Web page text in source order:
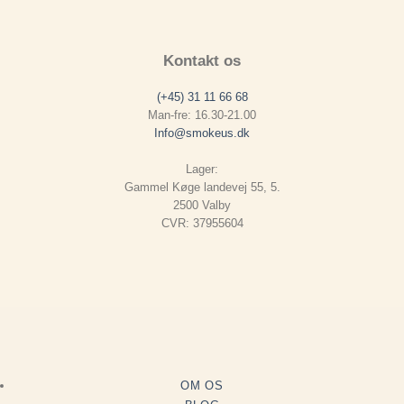
Kontakt os
(+45) 31 11 66 68
Man-fre: 16.30-21.00
Info@smokeus.dk
Lager:
Gammel Køge landevej 55, 5.
2500 Valby
CVR: 37955604
OM OS